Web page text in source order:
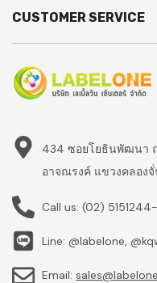
CUSTOMER SERVICE
434 ซอยโยธินพัฒนา
อาจณรงค์ แขวงคลองจั่
Call us: (02)
Line: @labelone,
Email: